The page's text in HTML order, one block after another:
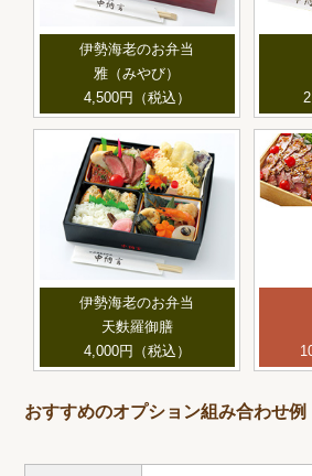
伊勢海老のお弁当
雅（みやび）
4,500円（税込）
伊勢海老のお弁当
天麩羅御膳
4,000円（税込）
おすすめのオプション組み合わせ例